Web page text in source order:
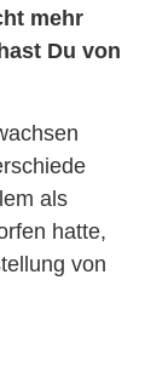
mehr
Du von
als
hatte,
von